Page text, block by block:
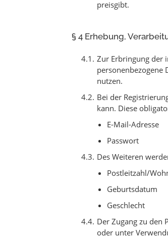
preisgibt.
§ 4 Erhebung,
Zur Erbringung der
personenbezogene
nutzen.
Bei der
kann. Diese
E-Mail-Adresse
Passwort
Des Weiteren
Postleitzahl/
Geburtsdatum
Geschlecht
Der Zugang zu den
oder unter